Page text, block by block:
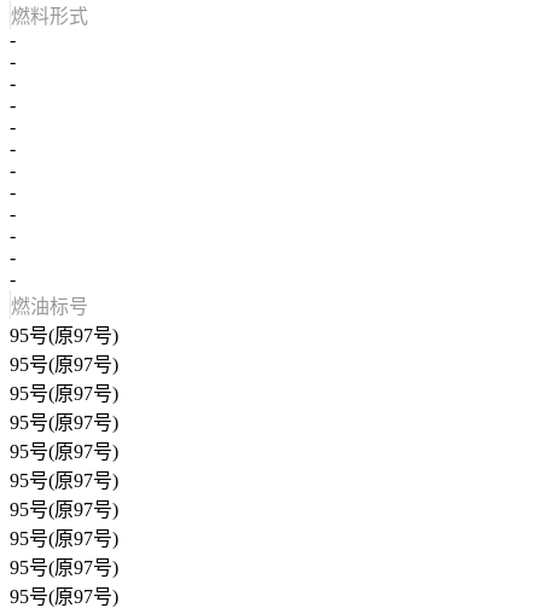
燃料形式
-
-
-
-
-
-
-
-
-
-
-
-
燃油标号
95号(原97号)
95号(原97号)
95号(原97号)
95号(原97号)
95号(原97号)
95号(原97号)
95号(原97号)
95号(原97号)
95号(原97号)
95号(原97号)